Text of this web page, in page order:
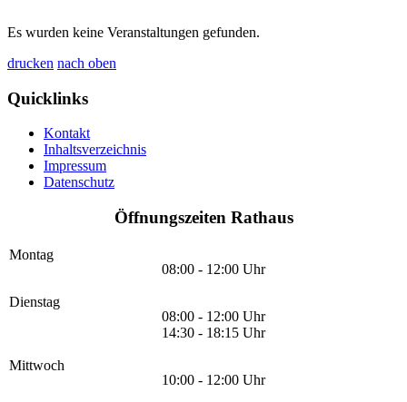
Es wurden keine Veranstaltungen gefunden.
drucken nach oben
Quicklinks
Kontakt
Inhaltsverzeichnis
Impressum
Datenschutz
Öffnungszeiten Rathaus
Montag
08:00 - 12:00 Uhr
Dienstag
08:00 - 12:00 Uhr
14:30 - 18:15 Uhr
Mittwoch
10:00 - 12:00 Uhr